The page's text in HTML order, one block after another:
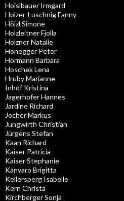
Hoislbauer Irmgard
Holzer-Luschnig Fanny
Hölzl Simone
Holzleitner Fjolla
Holzner Natalie
Honegger Peter
Hörmann Barbara
Hoschek Lena
Hruby Marianne
Inhof Kristina
Jagerhofer Hannes
Jardine Richard
Jocher Markus
Jungwirth Christian
Jürgens Stefan
Kaan Richard
Kaiser Patricia
Kaiser Stephanie
Kanyaro Brigitta
Kellersperg Isabelle
Kern Christa
Kirchberger Sonja